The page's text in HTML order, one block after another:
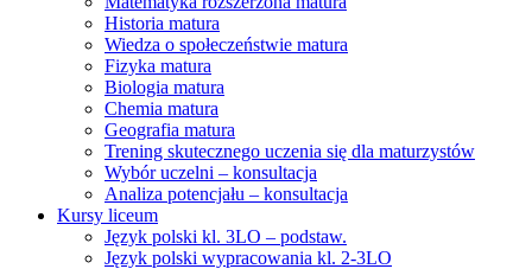
Historia matura
Wiedza o społeczeństwie matura
Fizyka matura
Biologia matura
Chemia matura
Geografia matura
Trening skutecznego uczenia się dla maturzystów
Wybór uczelni – konsultacja
Analiza potencjału – konsultacja
Kursy liceum
Język polski kl. 3LO – podstaw.
Język polski wypracowania kl. 2-3LO